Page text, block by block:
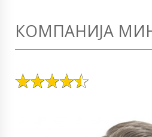
КОМПАНИЈА